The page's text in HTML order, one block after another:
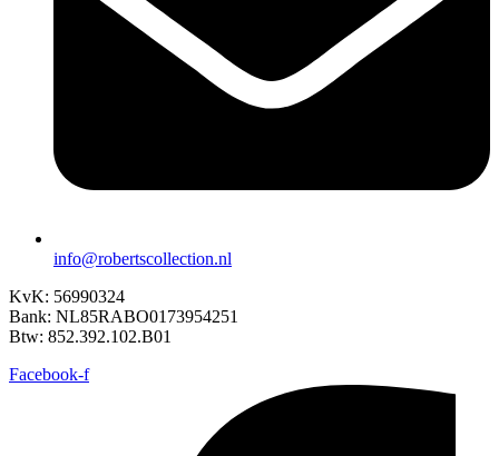
info@robertscollection.nl
KvK: 56990324
Bank: NL85RABO0173954251
Btw: 852.392.102.B01
Facebook-f